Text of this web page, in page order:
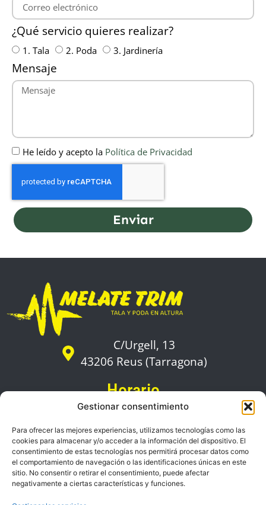
Gestionar consentimiento
Para ofrecer las mejores experiencias, utilizamos tecnologías como las
cookies para almacenar y/o acceder a la información del dispositivo. El
consentimiento de estas tecnologías nos permitirá procesar datos como
el comportamiento de navegación o las identificaciones únicas en este
sitio. No consentir o retirar el consentimiento, puede afectar
negativamente a ciertas características y funciones.
¿Qué servicio quieres realizar?
1. Tala 2. Poda 3. Jardinería
Mensaje
He leído y acepto la Política de Privacidad
Enviar
C/Urgell, 13
43206 Reus (Tarragona)
Horario
De lunes a viernes:
09:00 a 18:00
Zonas de servicio
Contacto